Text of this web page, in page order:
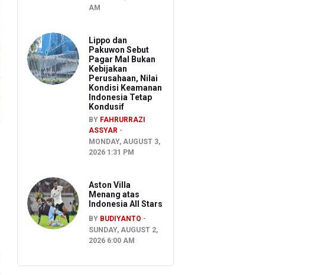
AM
Lippo dan
Pakuwon Sebut
Pagar Mal Bukan
Kebijakan
Perusahaan, Nilai
Kondisi Keamanan
Indonesia Tetap
Kondusif
BY FAHRURRAZI
ASSYAR
MONDAY, AUGUST 3,
2026 1:31 PM
Aston Villa
Menang atas
Indonesia All Stars
BY BUDIYANTO
SUNDAY, AUGUST 2,
2026 6:00 AM